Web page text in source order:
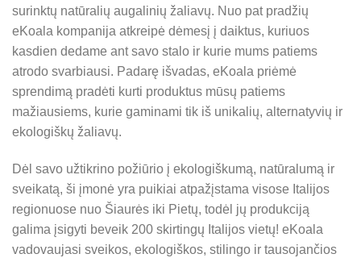
surinktų natūralių augalinių žaliavų. Nuo pat pradžių
eKoala kompanija atkreipė dėmesį į daiktus, kuriuos
kasdien dedame ant savo stalo ir kurie mums patiems
atrodo svarbiausi. Padarę išvadas, eKoala priėmė
sprendimą pradėti kurti produktus mūsų patiems
mažiausiems, kurie gaminami tik iš unikalių, alternatyvių ir
ekologiškų žaliavų.
Dėl savo užtikrino požiūrio į ekologiškumą, natūralumą ir
sveikatą, ši įmonė yra puikiai atpažįstama visose Italijos
regionuose nuo Šiaurės iki Pietų, todėl jų produkciją
galima įsigyti beveik 200 skirtingų Italijos vietų! eKoala
vadovaujasi sveikos, ekologiškos, stilingo ir tausojančios